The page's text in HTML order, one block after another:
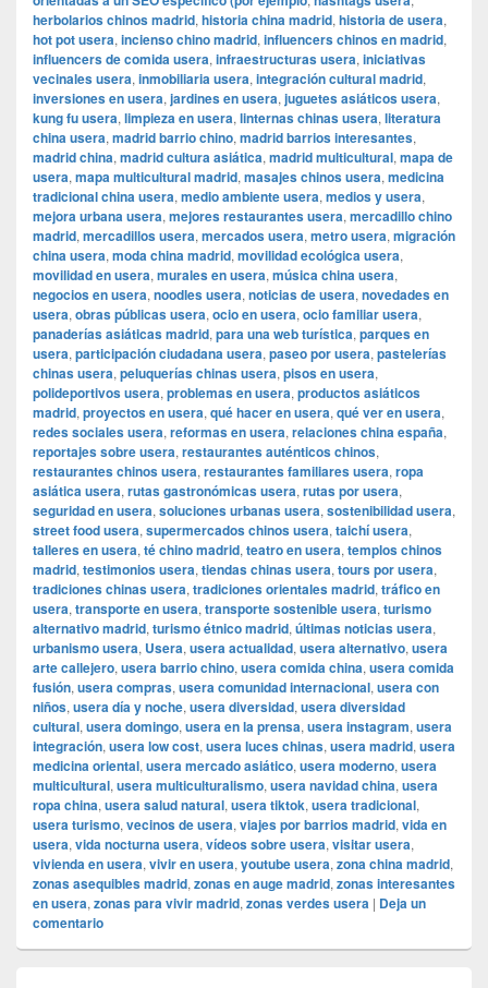
herbolarios chinos madrid, historia china madrid, historia de usera,
hot pot usera, incienso chino madrid, influencers chinos en madrid,
influencers de comida usera, infraestructuras usera, iniciativas
vecinales usera, inmobiliaria usera, integración cultural madrid,
inversiones en usera, jardines en usera, juguetes asiáticos usera,
kung fu usera, limpieza en usera, linternas chinas usera, literatura
china usera, madrid barrio chino, madrid barrios interesantes,
madrid china, madrid cultura asiática, madrid multicultural, mapa de
usera, mapa multicultural madrid, masajes chinos usera, medicina
tradicional china usera, medio ambiente usera, medios y usera,
mejora urbana usera, mejores restaurantes usera, mercadillo chino
madrid, mercadillos usera, mercados usera, metro usera, migración
china usera, moda china madrid, movilidad ecológica usera,
movilidad en usera, murales en usera, música china usera,
negocios en usera, noodles usera, noticias de usera, novedades en
usera, obras públicas usera, ocio en usera, ocio familiar usera,
panaderías asiáticas madrid, para una web turística, parques en
usera, participación ciudadana usera, paseo por usera, pastelerías
chinas usera, peluquerías chinas usera, pisos en usera,
polideportivos usera, problemas en usera, productos asiáticos
madrid, proyectos en usera, qué hacer en usera, qué ver en usera,
redes sociales usera, reformas en usera, relaciones china españa,
reportajes sobre usera, restaurantes auténticos chinos,
restaurantes chinos usera, restaurantes familiares usera, ropa
asiática usera, rutas gastronómicas usera, rutas por usera,
seguridad en usera, soluciones urbanas usera, sostenibilidad usera,
street food usera, supermercados chinos usera, taichí usera,
talleres en usera, té chino madrid, teatro en usera, templos chinos
madrid, testimonios usera, tiendas chinas usera, tours por usera,
tradiciones chinas usera, tradiciones orientales madrid, tráfico en
usera, transporte en usera, transporte sostenible usera, turismo
alternativo madrid, turismo étnico madrid, últimas noticias usera,
urbanismo usera, Usera, usera actualidad, usera alternativo, usera
arte callejero, usera barrio chino, usera comida china, usera comida
fusión, usera compras, usera comunidad internacional, usera con
niños, usera día y noche, usera diversidad, usera diversidad
cultural, usera domingo, usera en la prensa, usera instagram, usera
integración, usera low cost, usera luces chinas, usera madrid, usera
medicina oriental, usera mercado asiático, usera moderno, usera
multicultural, usera multiculturalismo, usera navidad china, usera
ropa china, usera salud natural, usera tiktok, usera tradicional,
usera turismo, vecinos de usera, viajes por barrios madrid, vida en
usera, vida nocturna usera, vídeos sobre usera, visitar usera,
vivienda en usera, vivir en usera, youtube usera, zona china madrid,
zonas asequibles madrid, zonas en auge madrid, zonas interesantes
en usera, zonas para vivir madrid, zonas verdes usera | Deja un
comentario